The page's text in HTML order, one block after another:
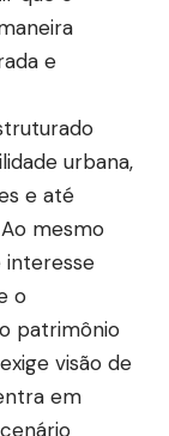
e
urbana,
e até
mesmo
interesse
o
patrimônio
visão de
em